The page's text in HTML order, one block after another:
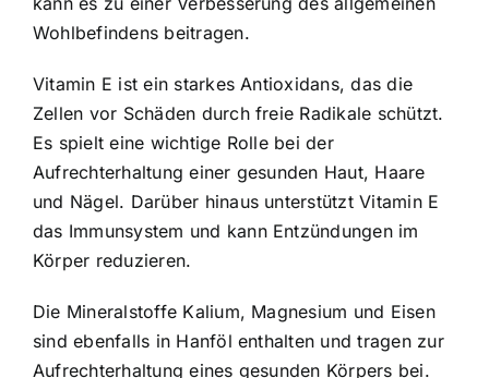
Wohlbefindens beitragen.
Vitamin E ist ein starkes Antioxidans, das die
Zellen vor Schäden durch freie Radikale schützt.
Es spielt eine wichtige Rolle bei der
Aufrechterhaltung einer gesunden Haut, Haare
und Nägel. Darüber hinaus unterstützt Vitamin E
das Immunsystem und kann Entzündungen im
Körper reduzieren.
Die Mineralstoffe Kalium, Magnesium und Eisen
sind ebenfalls in Hanföl enthalten und tragen zur
Aufrechterhaltung eines gesunden Körpers bei.